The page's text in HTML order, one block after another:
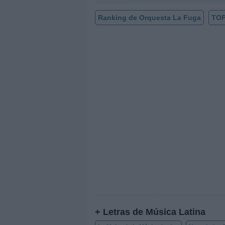
Ranking de Orquesta La Fuga
+ Letras de Música Latina